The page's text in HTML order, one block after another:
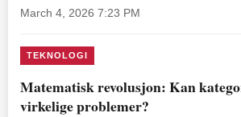
March 4, 2026 7:23 PM
TEKNOLOGI
Matematisk revolusjon: Kan
virkelige problemer?